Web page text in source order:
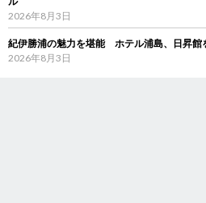
2026年8月3日
紀伊勝浦の魅力を堪能 ホテル浦島、日昇館
2026年8月3日